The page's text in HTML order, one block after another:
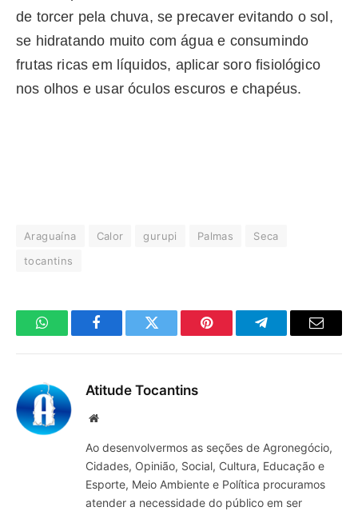
de torcer pela chuva, se precaver evitando o sol,
se hidratando muito com água e consumindo
frutas ricas em líquidos, aplicar soro fisiológico
nos olhos e usar óculos escuros e chapéus.
Araguaína Calor gurupi Palmas
Seca
tocantins
WhatsAppFacebookTwitter Pinterest TelegramaE-
Atitude Tocantins
Site
Ao desenvolvermos as seções de Agronegócio,
Cidades, Opinião, Social, Cultura, Educação e
Esporte, Meio Ambiente e Política procuramos
atender a necessidade do público em ser